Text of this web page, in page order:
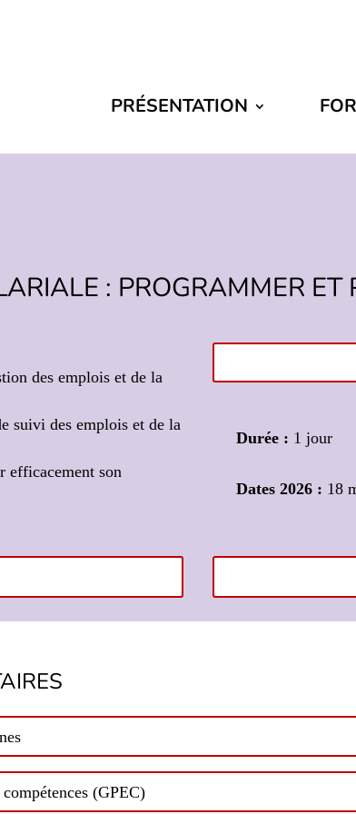
PRÉSENTATION
: PROGRAMMER ET
des emplois et de la
suivi des emplois et de la
efficacement son
Durée : 1 jour
Dates 2026 : 18
(GPEC)